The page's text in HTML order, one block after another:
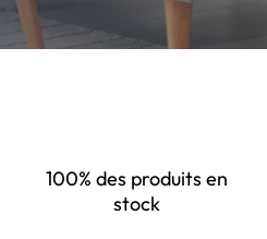
100% des produits en
stock